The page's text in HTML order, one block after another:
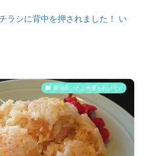
ラシに背中を押されました！ い
新潟良いとこ何度もおいで♫